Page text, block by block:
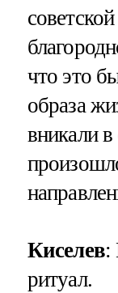
что это
образа
вникали
Киселев:
ритуал.